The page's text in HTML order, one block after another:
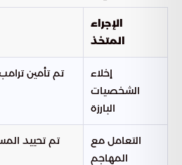
الإجراء
المتخذ
إخلاء
الشخصيات
البارزة
تم تأمين
التعامل مع
المهاجم
تم تحييد